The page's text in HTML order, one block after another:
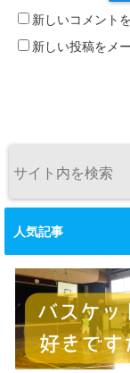
新しいコメント
新しい投稿をメ
人気記事